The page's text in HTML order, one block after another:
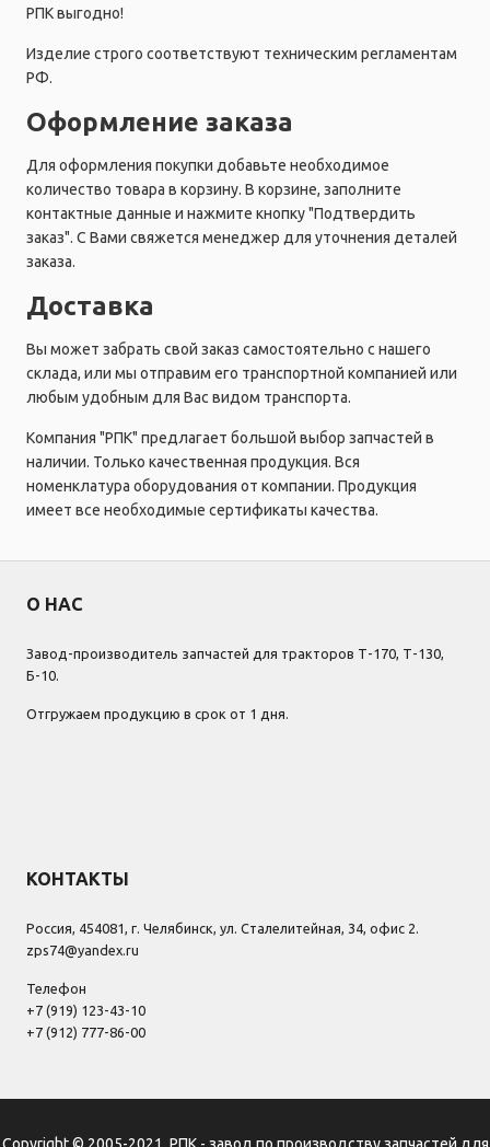
РПК выгодно!
Изделие строго соответствуют техническим регламентам
РФ.
Оформление заказа
Для оформления покупки добавьте необходимое
количество товара в корзину. В корзине, заполните
контактные данные и нажмите кнопку "Подтвердить
заказ". С Вами свяжется менеджер для уточнения деталей
заказа.
Доставка
Вы может забрать свой заказ самостоятельно с нашего
склада, или мы отправим его транспортной компанией или
любым удобным для Вас видом транспорта.
Компания "РПК" предлагает большой выбор запчастей в
наличии. Только качественная продукция. Вся
номенклатура оборудования от компании. Продукция
имеет все необходимые сертификаты качества.
О НАС
Завод-производитель запчастей для тракторов Т-170, Т-130,
Б-10.
Отгружаем продукцию в срок от 1 дня.
КОНТАКТЫ
Россия, 454081, г. Челябинск, ул. Сталелитейная, 34, офис 2.
zps74@yandex.ru
Телефон
+7 (919) 123-43-10
+7 (912) 777-86-00